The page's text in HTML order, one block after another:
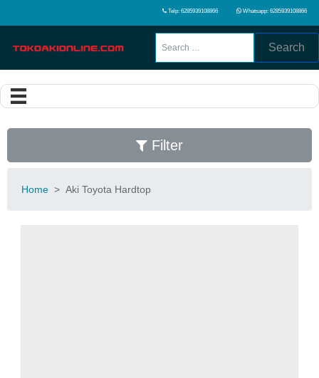
Telp: 6285939108866 Whatsapp: 6285939108866
Search
Filter
Home > Aki Toyota Hardtop